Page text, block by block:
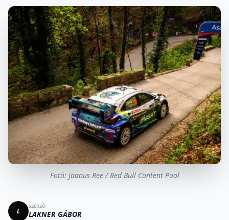
Fotó: Jaanus Ree / Red Bull Content Pool
L
SZERZŐ
LAKNER GÁBOR